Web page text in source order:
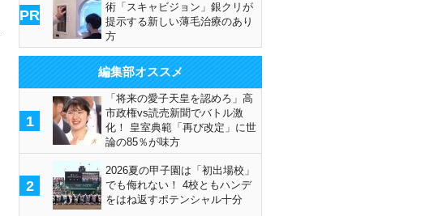
PR
術「スキャビジョン」銀クリが
提示する新しい薄毛治療のあり
方
編集部オススメ
1
「将来の愛子天皇を認めろ」高
市政権vs読売新聞でバトル激
化！ 皇室典範「再び改定」に世
論の85％が味方
2
2026夏の甲子園は「初出場校」
でも侮れない！ 4校ともハンデ
をはね返すポテンシャル十分